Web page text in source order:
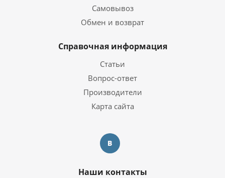
Самовывоз
Обмен и возврат
Справочная информация
Статьи
Вопрос-ответ
Производители
Карта сайта
Наши контакты